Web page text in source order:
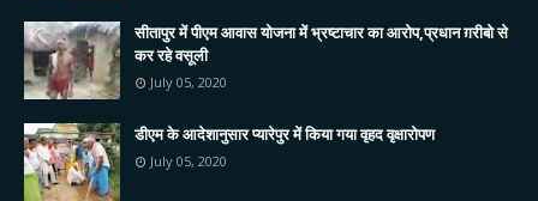
सीतापुर में पीएम आवास योजना में भ्रष्टाचार का आरोप,प्रधान ग़रीबो से
कर रहे वसूली
July 05, 2020
डीएम के आदेशानुसार प्यारेपुर में किया गया वृहद वृक्षारोपण
July 05, 2020